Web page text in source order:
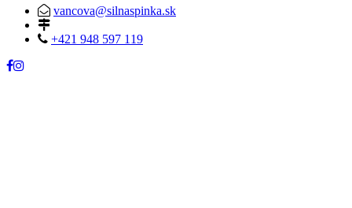
vancova@silnaspinka.sk
+421 948 597 119